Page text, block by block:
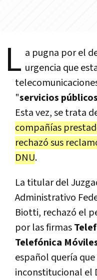
L a pugna por el
urgencia que
"servicios públicos
Esta vez, se trata
compañías
rechazó sus
DNU.
La titular del
Administrativo
Biotti, rechazó el
por las firmas
Telefónica
español quería
inconstitucional el